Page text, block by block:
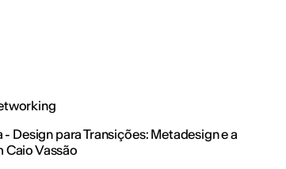
Design para Transições: Metadesign e a
Caio Vassão